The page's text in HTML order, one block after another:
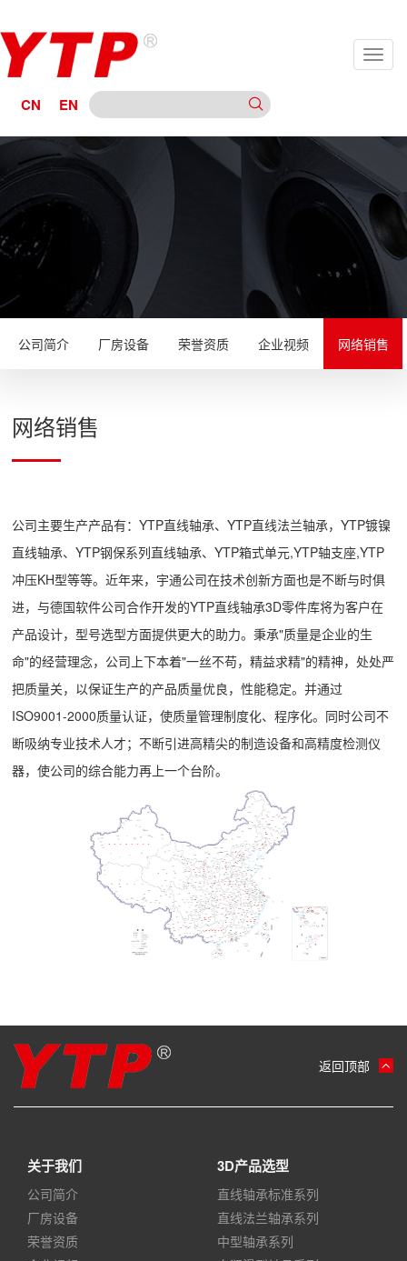
CN EN
公司简介 厂房设备 荣誉资质 企业视频 网络销售
网络销售
公司主要生产产品有：YTP直线轴承、YTP直线法兰轴承，YTP镀镍
直线轴承、YTP钢保系列直线轴承、YTP箱式单元,YTP轴支座,YTP
冲压KH型等等。近年来，宇通公司在技术创新方面也是不断与时俱
进，与德国软件公司合作开发的YTP直线轴承3D零件库将为客户在
产品设计，型号选型方面提供更大的助力。秉承"质量是企业的生
命"的经营理念，公司上下本着"一丝不苟，精益求精"的精神，处处严
把质量关，以保证生产的产品质量优良，性能稳定。并通过
ISO9001-2000质量认证，使质量管理制度化、程序化。同时公司不
断吸纳专业技术人才；不断引进高精尖的制造设备和高精度检测仪
器，使公司的综合能力再上一个台阶。
返回顶部
关于我们
公司简介
厂房设备
荣誉资质
3D产品选型
直线轴承标准系列
直线法兰轴承系列
中型轴承系列